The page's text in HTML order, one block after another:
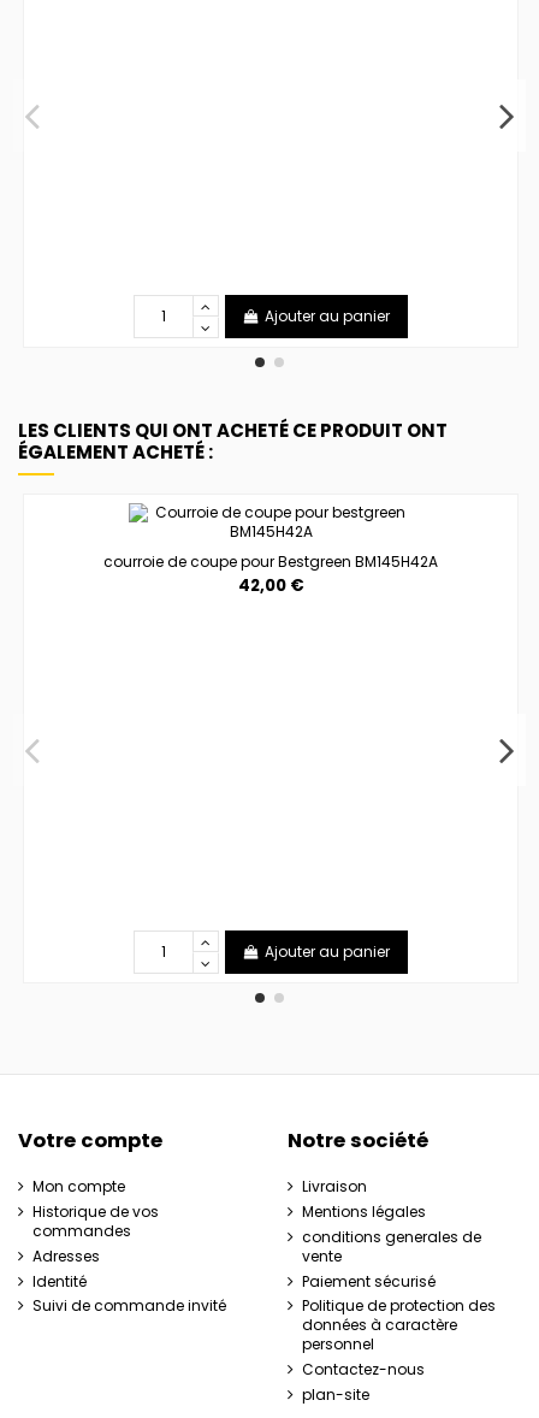
Ajouter au panier
LES CLIENTS QUI ONT ACHETÉ CE PRODUIT ONT
ÉGALEMENT ACHETÉ :
courroie de coupe pour Bestgreen BM145H42A
42,00 €
Ajouter au panier
Votre compte
Mon compte
Historique de vos
commandes
Adresses
Identité
Suivi de commande invité
Notre société
Livraison
Mentions légales
conditions generales de
vente
Paiement sécurisé
Politique de protection des
données à caractère
personnel
Contactez-nous
plan-site